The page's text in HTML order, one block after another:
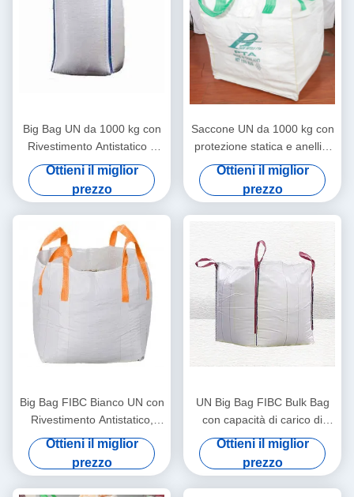
Big Bag UN da 1000 kg con
Rivestimento Antistatico e
Doppia Cucitura per
Trasporto Sicuro per Carichi
Pesanti
Ottieni il miglior
prezzo
Saccone UN da 1000 kg con
protezione statica e anelli a
croce per il trasporto sicuro
di materiali pericolosi
Ottieni il miglior
prezzo
Big Bag FIBC Bianco UN con
Rivestimento Antistatico,
Capacità di Carico 1000kg e
Anelli a Croce per Trasporto
Pesante
Ottieni il miglior
prezzo
UN Big Bag FIBC Bulk Bag
con capacità di carico di
1000 kg rivestimento
antistatico e 4 anelli per il
trasporto sicuro
Ottieni il miglior
prezzo